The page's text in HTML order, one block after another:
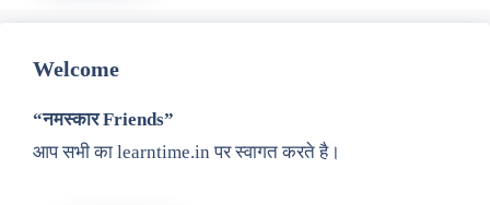
Welcome
“नमस्कार Friends”
आप सभी का learntime.in पर स्वागत करते है।